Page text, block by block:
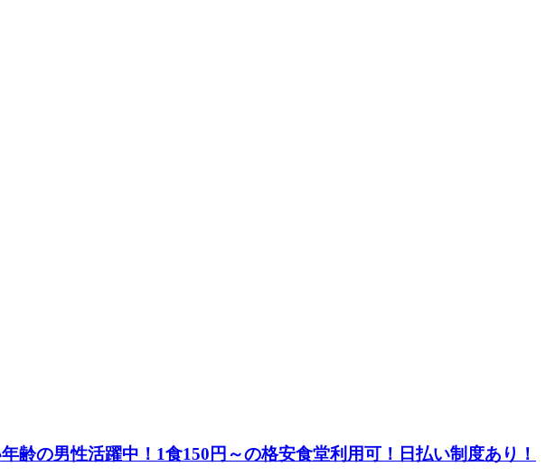
の男性活躍中！1食150円～の格安食堂利用可！日払い制度あり！